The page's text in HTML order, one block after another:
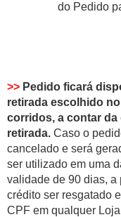
do Pedido
>> Pedido ficará
retirada escolhido
corridos, a contar da
retirada. Caso o
cancelado e será
ser utilizado em uma
validade de 90 dias, a
crédito ser resgatado
CPF em qualquer